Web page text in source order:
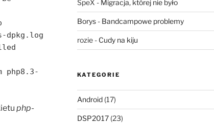
dpkg.log
php8.3-
php-
SpeX - Migracja, której nie było
Borys- Bandcampowe problemy
rozie- Cudy na kiju
KATEGORIE
Android(17)
DSP2017(23)